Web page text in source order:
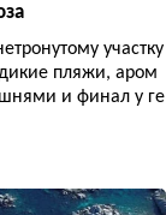
участку
пляжи, аром
и финал у ге